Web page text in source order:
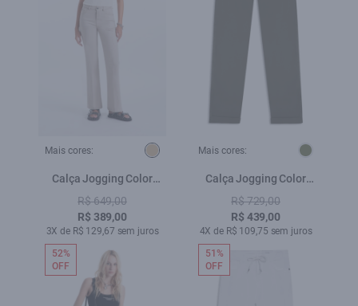
Mais cores:
Calça Jogging Color
Flare Caqui
R$ 649,00
R$ 389,00
3X de R$ 129,67 sem juros
Mais cores:
Calça Jogging Color
Verde Escuro
R$ 729,00
R$ 439,00
4X de R$ 109,75 sem juros
52%
OFF
51%
OFF